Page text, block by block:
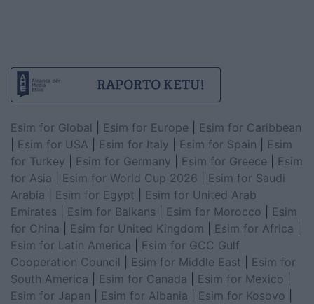
Esim for Global Esim for Europe
Esim for Caribbean
Esim for USA Esim for Italy Esim for Spain
Esim
for Turkey
Esim for Germany Esim for Greece
Esim
for Asia
Esim for World Cup 2026
Esim for Saudi
Arabia
Esim for Egypt
Esim for United Arab
Emirates
Esim for Balkans Esim for Morocco
Esim
for China
Esim for United Kingdom Esim for Africa
Esim for Latin America
Esim for GCC Gulf
Cooperation Council
Esim for Middle East
Esim for
South America
Esim for Canada Esim for Mexico
Esim for Japan
Esim for Albania Esim for Kosovo